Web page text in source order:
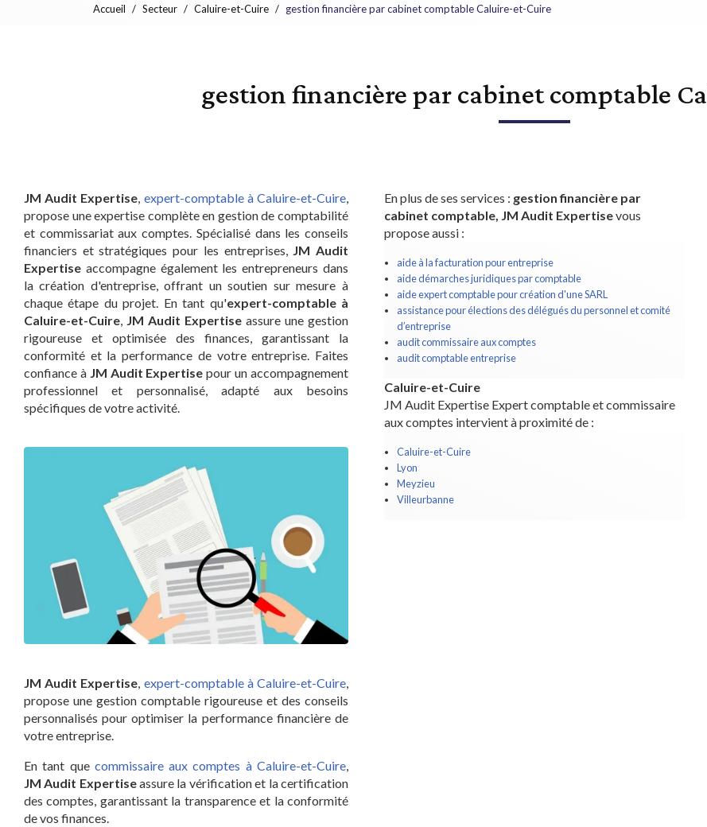
Accueil Secteur Caluire-et-Cuire gestion financière par cabinet comptable Caluire-et-Cuire
gestion financière par cabinet comptable
JM Audit Expertise expert-comptable à Caluire-et-Cuire
propose une expertise complète en gestion de comptabilité
et commissariat aux comptes. Spécialisé dans les conseils
financiers et stratégiques pour les entreprises,
JM Audit
Expertise accompagne également les entrepreneurs dans
la création d'entreprise, offrant un soutien sur mesure à
chaque étape du projet. En tant qu'expert-comptable à
Caluire-et-Cuire JM Audit Expertise assure une gestion
rigoureuse et optimisée des finances, garantissant la
conformité et la performance de votre entreprise. Faites
confiance à JM Audit Expertise pour un accompagnement
professionnel et personnalisé, adapté aux besoins
spécifiques de votre activité.
JM Audit Expertise, expert-comptable à Caluire-et-Cuire,
propose une gestion comptable rigoureuse et des conseils
personnalisés pour optimiser la performance financière de
votre entreprise.
En tant que commissaire aux comptes à Caluire-et-Cuire,
JM Audit Expertiseassure la vérification et la certification
des comptes, garantissant la transparence et la conformité
de vos finances.
En plus de ses services : gestion financière par
cabinet comptable, JM Audit Expertisevous
propose aussi :
aide à la facturation pour entreprise
aide démarches juridiques par comptable
aide expert comptable pour création d'une SARL
assistance pour élections des délégués du personnel et comité
d’entreprise
audit commissaire aux comptes
audit comptable entreprise
Caluire-et-Cuire
JM Audit Expertise Expert comptable et commissaire
aux comptes intervient à proximité de :
Caluire-et-Cuire
Lyon
Meyzieu
Villeurbanne